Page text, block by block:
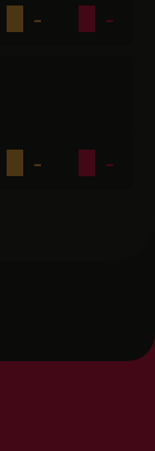
- -
- -